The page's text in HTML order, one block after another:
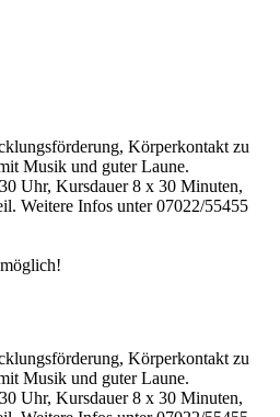
Körperkontakt zu
Musik und guter Laune.
Uhr, Kursdauer 8 x 30 Minuten,
Weitere Infos unter 07022/55455
Körperkontakt zu
Musik und guter Laune.
Uhr, Kursdauer 8 x 30 Minuten,